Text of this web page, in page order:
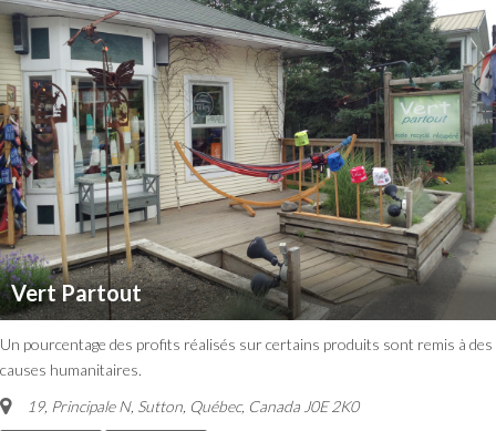
Vert Partout
Un pourcentage des profits réalisés sur certains produits sont remis à des
causes humanitaires.
19, Principale N, Sutton Québec, Canada J0E 2K0